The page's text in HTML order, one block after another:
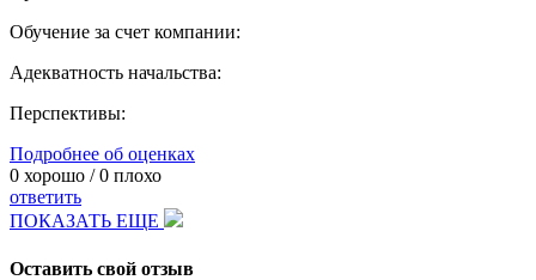
Обучение за счет компании:
Адекватность начальства:
Перспективы:
Подробнее об оценках
0 хорошо /0 плохо
ответить
ПОКАЗАТЬ ЕЩЕ
Оставить свой отзыв